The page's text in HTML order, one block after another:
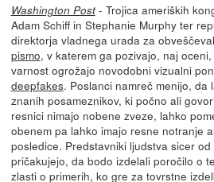
Washington Post- Trojica ameriških
Adam Schiff in Stephanie Murphy ter
direktorja vladnega urada za
pismo, v katerem ga pozivajo, naj
varnost ogrožajo novodobni vizualni
deepfakes. Poslanci namreč menijo, da
znanih posameznikov, ki počno ali
resnici nimajo nobene zveze, lahko
obenem pa lahko imajo resne notranje
posledice. Predstavniki ljudstva sicer
pričakujejo, da bodo izdelali poročilo o
zlasti o primerih, ko gre za tovrstne